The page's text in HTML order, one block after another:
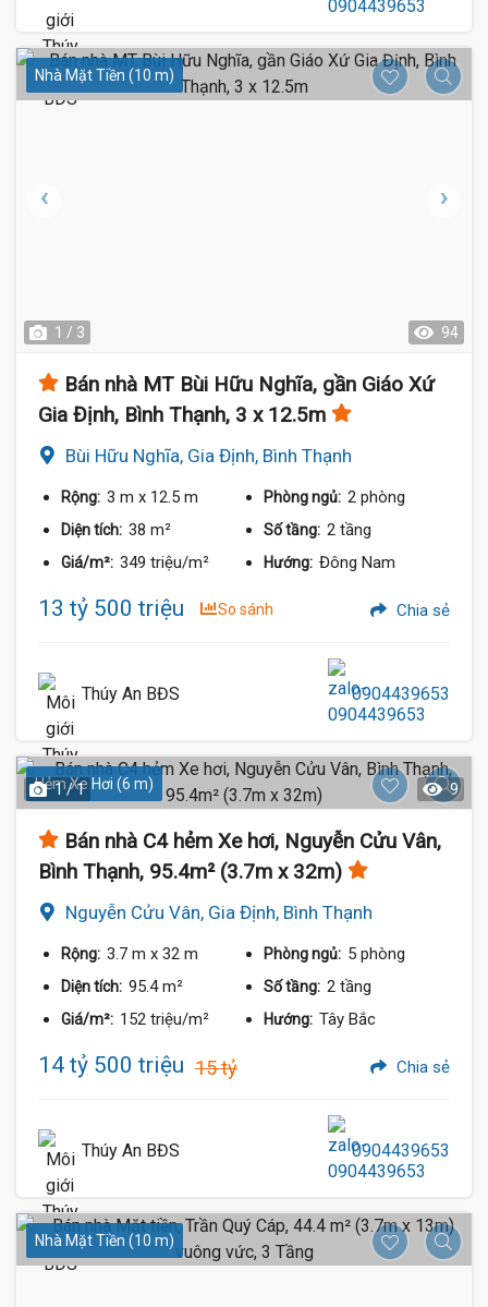
Nhà Mặt Tiền (10 m)
1 / 3 94
Bán nhà MT Bùi Hữu Nghĩa, gần Giáo Xứ
Gia Định, Bình Thạnh, 3 x 12.5m
Bùi Hữu Nghĩa, Gia Định, Bình Thạnh
Rộng: 3 m x 12.5 m Phòng ngủ: 2 phòng
Diện tích: 38 m² Số tầng: 2 tầng
Giá/m²: 349 triệu/m² Hướng: Đông Nam
13 tỷ 500 triệu So sánh Chia sẻ
Thúy An BĐS 0904439653
Hẻm Xe Hơi (6 m)
1 / 1 9
Bán nhà C4 hẻm Xe hơi, Nguyễn Cửu Vân,
Bình Thạnh, 95.4m² (3.7m x 32m)
Nguyễn Cửu Vân, Gia Định, Bình Thạnh
Rộng: 3.7 m x 32 m Phòng ngủ: 5 phòng
Diện tích: 95.4 m² Số tầng: 2 tầng
Giá/m²: 152 triệu/m² Hướng: Tây Bắc
14 tỷ 500 triệu 15 tỷ Chia sẻ
Thúy An BĐS 0904439653
Nhà Mặt Tiền (10 m)